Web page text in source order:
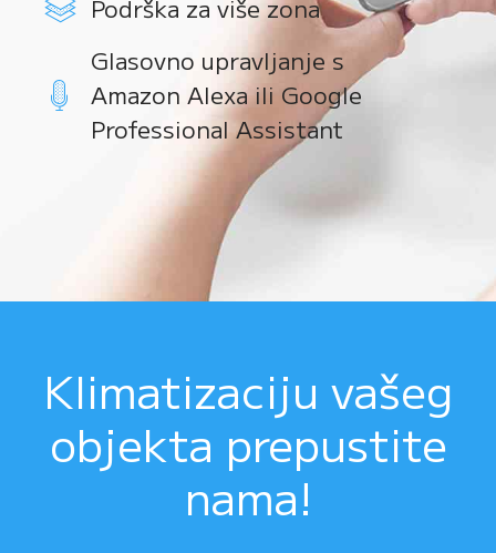
Podrška za više zona
Glasovno upravljanje s
Amazon Alexa ili Google
Professional Assistant
Klimatizaciju vašeg
objekta prepustite
nama!